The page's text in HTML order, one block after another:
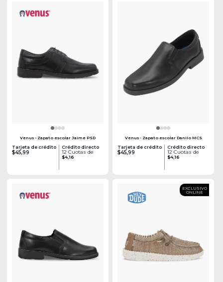
Venus - Zapato escolar Jaime PSD
Tarjeta de crédito
$45,99
Crédito directo
12 Cuotas de
$4,16
Venus - Zapato escolar Danilo MCS
Tarjeta de crédito
$45,99
Crédito directo
12 Cuotas de
$4,16
EXCLUSIVO
ONLINE